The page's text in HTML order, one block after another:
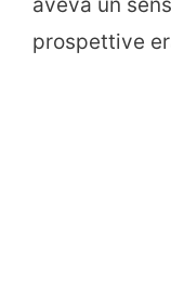
prospettive